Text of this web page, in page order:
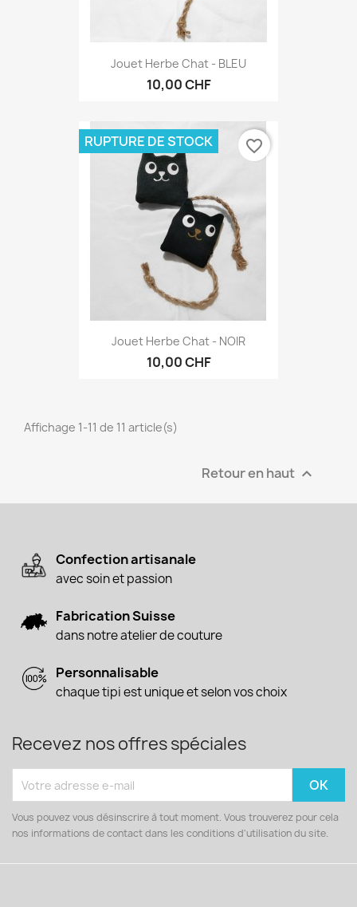
Jouet Herbe Chat - BLEU
10,00 CHF
Jouet Herbe Chat - NOIR
10,00 CHF
RUPTURE DE STOCK favorite_border
Affichage 1-11 de 11 article(s)
Retour en haut 
Confection artisanale
avec soin et passion
Fabrication Suisse
dans notre atelier de couture
Personnalisable
chaque tipi est unique et selon vos choix
Recevez nos offres spéciales
Vous pouvez vous désinscrire à tout moment. Vous trouverez pour cela
nos informations de contact dans les conditions d'utilisation du site.